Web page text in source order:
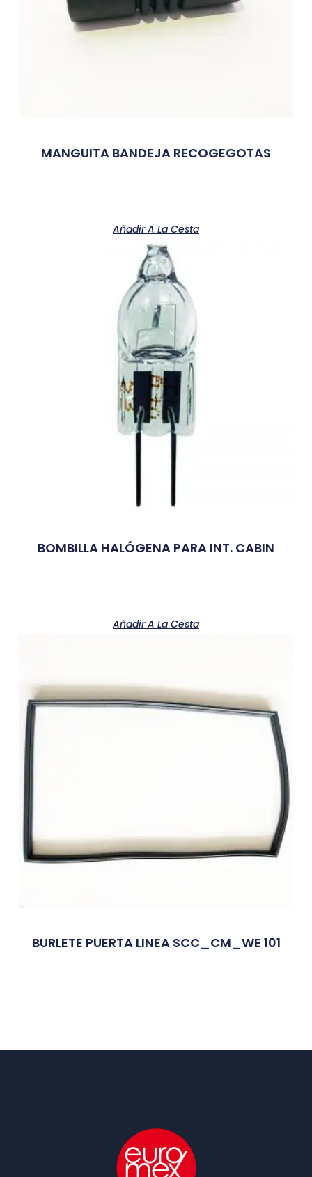
MANGUITA BANDEJA RECOGEGOTAS
Añadir A La Cesta
BOMBILLA HALÓGENA PARA INT. CABIN
Añadir A La Cesta
BURLETE PUERTA LINEA SCC_CM_WE 101